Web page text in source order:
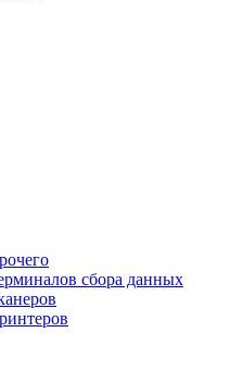
сбора данных